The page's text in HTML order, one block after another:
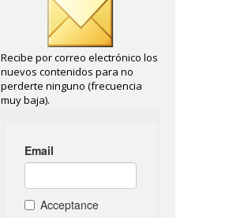
Recibe por correo electrónico los
nuevos contenidos para no
perderte ninguno (frecuencia
muy baja).